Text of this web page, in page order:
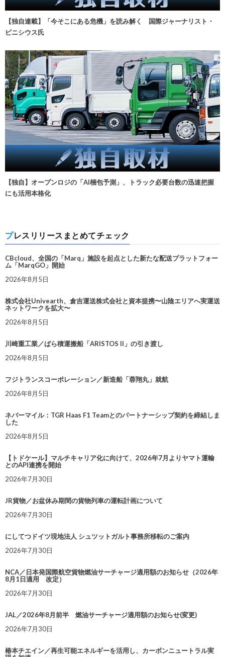
【独自連載】「今そこにある危機」を読み解く 国際ジャーナリスト・
ビニシウス氏
【独自】オープンロジの「AI梱包予測」、トラック必要台数の迅速把握
にも活用本格化
プレスリリースまとめてチェック
CBcloud、全国の「Marq」施設を起点とした新たな配送プラットフォー
ム「MarqGO」開始
2026年8月5日
株式会社Univearth、倉吉運送株式会社と資本提携〜山陰エリアへ実運送
ネットワークを拡大〜
2026年8月5日
川崎重工業／ばら積運搬船「ARISTOS II」の引き渡し
2026年8月5日
フジトランスコーポレーション／新造船「蓉翔丸」就航
2026年8月5日
ネバーマイル：TGR Haas F1 Teamとのパートナーシップ契約を締結しま
した
2026年8月5日
【トドケール】マルチキャリア化に向けて、2026年7月よりヤマト運輸
とのAPI連携を開始
2026年7月30日
JR貨物／お盆休み期間の貨物列車の運転計画について
2026年7月30日
にしてつドイツ現地法人 シュツットガルト事務所移転のご案内
2026年7月30日
NCA／日本発国際航空貨物燃油サーチャージ適用額のお知らせ（2026年
8月1日適用 改定）
2026年7月30日
JAL／2026年8月前半 燃油サーチャージ適用額のお知らせ(変更)
2026年7月30日
椿本チエイン／再生可能エネルギーを活用し、カーボンニュートラル実